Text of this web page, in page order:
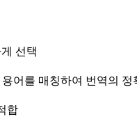
선택
어를 매칭하여 번역의
합